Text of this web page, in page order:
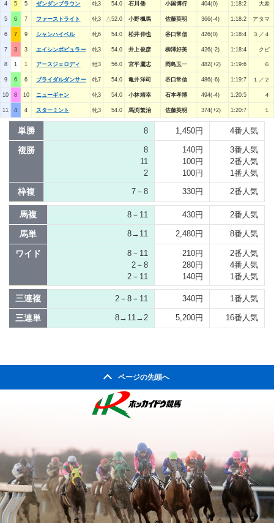
4 5 5 ゼンダンブラウン 牝3 54.0 石川倭 小国博行 404(0) 1:18:2 大差
5 6 7 ファーストライト 牝3 △52.0 小野楓馬 佐藤英明 366(-4) 1:18:2 アタマ
6 7 9 シャンハイベル 牝6 54.0 松井伸也 谷口常信 426(0) 1:18:4 ３／４
7 3 3 エイシンポピュラー 牝3 54.0 井上俊彦 柳澤好美 426(-2) 1:18:4 クビ
8 1 1 アースジェロディ 牡3 56.0 宮平鷹志 岡島玉一 482(+2) 1:19:6 ６
9 6 6 ブライダルダンサー 牝7 54.0 亀井洋司 谷口常信 486(-6) 1:19:7 １／２
10 8 10 ニューギャン 牝3 54.0 小林靖幸 石本孝博 494(-4) 1:20:5 ４
11 4 4 スターミント 牝3 54.0 馬渕繁治 佐藤英明 374(+2) 1:20:7 １
単勝 8 1,450円 4番人気
複勝
8
11
2
140円
100円
100円
3番人気
2番人気
1番人気
枠複 7－8 330円 2番人気
馬複 8－11 430円 2番人気
馬単 8→11 2,480円 8番人気
ワイド
8－11
2－8
2－11
210円
280円
140円
2番人気
4番人気
1番人気
三連複 2－8－11 340円 1番人気
三連単 8→11→2 5,200円 16番人気
ページの先頭へ